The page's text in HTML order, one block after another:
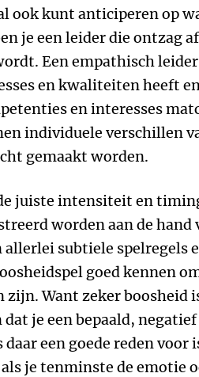
ook kunt anticiperen op
je een leider die ontzag
Een empathisch
en kwaliteiten heeft
en interesses
individuele verschillen
gemaakt worden.
juiste intensiteit en
worden aan de hand
allerlei subtiele spelregels
goed kennen
Want zeker boosheid
dat je een bepaald,
daar een goede reden voor
je tenminste de emotie